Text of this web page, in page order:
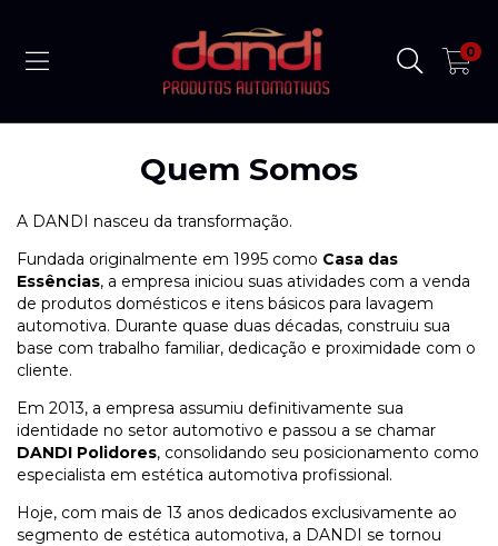
0
Quem Somos
A DANDI nasceu da transformação.
Fundada originalmente em 1995 como Casa das
Essências, a empresa iniciou suas atividades com a venda
de produtos domésticos e itens básicos para lavagem
automotiva. Durante quase duas décadas, construiu sua
base com trabalho familiar, dedicação e proximidade com o
cliente.
Em 2013, a empresa assumiu definitivamente sua
identidade no setor automotivo e passou a se chamar
DANDI Polidores, consolidando seu posicionamento como
especialista em estética automotiva profissional.
Hoje, com mais de 13 anos dedicados exclusivamente ao
segmento de estética automotiva, a DANDI se tornou